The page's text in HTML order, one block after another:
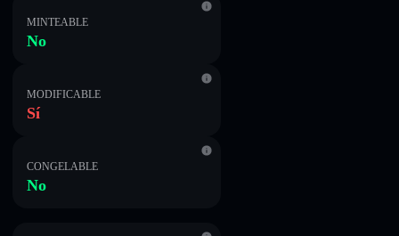
MINTEABLE
No
MODIFICABLE
Sí
CONGELABLE
No